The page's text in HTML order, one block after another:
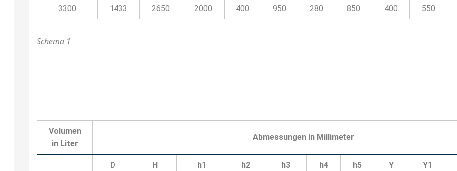
3300 1433 2650 2000 400 950 280 850 400 550
Schema 1
Volumen
in Liter
Abmessungen in Millimeter
D H h1 h2 h3 h4 h5 Y Y1